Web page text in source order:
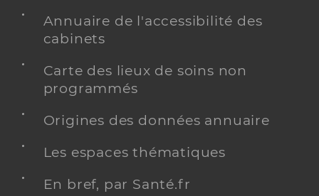
Annuaire de l'accessibilité des
cabinets
Carte des lieux de soins non
programmés
Origines des données annuaire
Les espaces thématiques
En bref, par Santé.fr